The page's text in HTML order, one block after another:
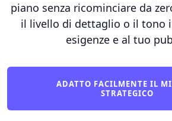
piano senza ricominciare da
il livello di dettaglio o il tono
esigenze e al tuo
ADATTO FACILMENTE IL
STRATEGICO